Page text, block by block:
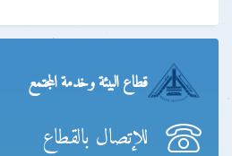
قطاع البيئة وخدمة المجتمع
للإتصال بالقطاع